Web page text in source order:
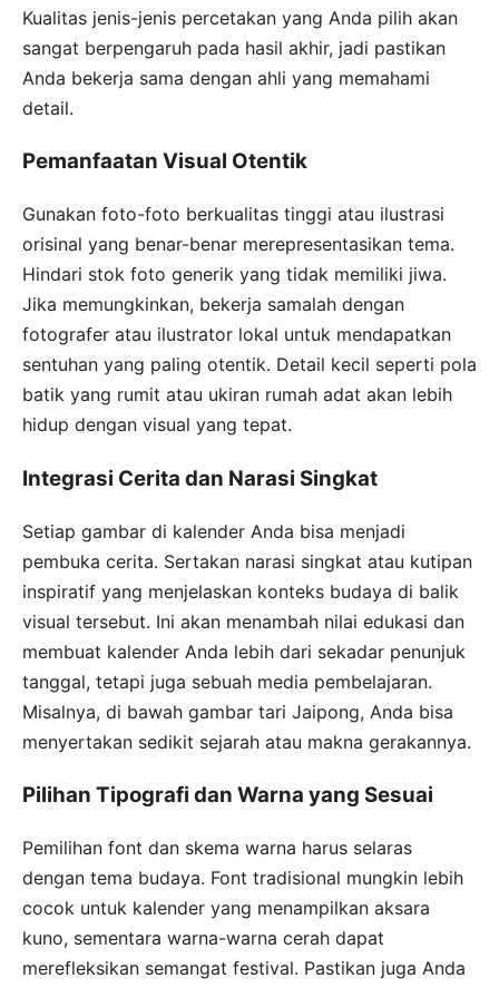
Kualitas jenis-jenis percetakan yang Anda pilih akan
sangat berpengaruh pada hasil akhir, jadi pastikan
Anda bekerja sama dengan ahli yang memahami
detail.
Pemanfaatan Visual Otentik
Gunakan foto-foto berkualitas tinggi atau ilustrasi
orisinal yang benar-benar merepresentasikan tema.
Hindari stok foto generik yang tidak memiliki jiwa.
Jika memungkinkan, bekerja samalah dengan
fotografer atau ilustrator lokal untuk mendapatkan
sentuhan yang paling otentik. Detail kecil seperti pola
batik yang rumit atau ukiran rumah adat akan lebih
hidup dengan visual yang tepat.
Integrasi Cerita dan Narasi Singkat
Setiap gambar di kalender Anda bisa menjadi
pembuka cerita. Sertakan narasi singkat atau kutipan
inspiratif yang menjelaskan konteks budaya di balik
visual tersebut. Ini akan menambah nilai edukasi dan
membuat kalender Anda lebih dari sekadar penunjuk
tanggal, tetapi juga sebuah media pembelajaran.
Misalnya, di bawah gambar tari Jaipong, Anda bisa
menyertakan sedikit sejarah atau makna gerakannya.
Pilihan Tipografi dan Warna yang Sesuai
Pemilihan font dan skema warna harus selaras
dengan tema budaya. Font tradisional mungkin lebih
cocok untuk kalender yang menampilkan aksara
kuno, sementara warna-warna cerah dapat
merefleksikan semangat festival. Pastikan juga Anda